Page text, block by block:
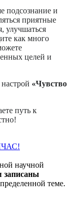
подсознание и
приятные
улучшаться
как много
целей и
«Чувство
путь к
научной
записаны
теме.